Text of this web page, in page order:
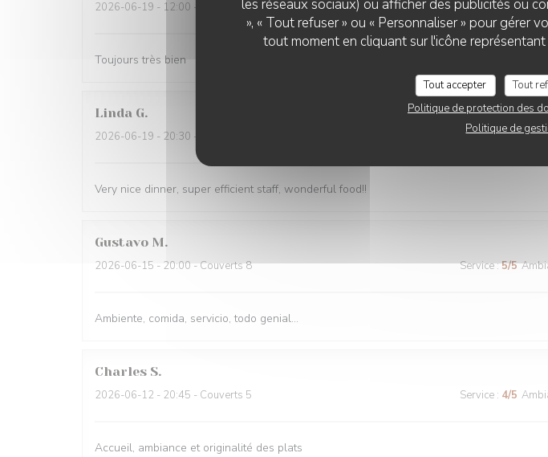
les réseaux sociaux) ou afficher des publicités ou
», « Tout refuser » ou « Personnaliser » pour gérer
tout moment en cliquant sur l'icône
Tout accepter Tout
Politique de protection des
Politique de
2026-06-19 - 12:00 - Couverts 2 Service:4/5
Toujours très bien
Linda G
2026-06-19 - 20:30 - Couverts 4 Service:5/5
Very nice dinner, super efficient staff, wonderful food!!
Gustavo M
2026-06-15 - 20:00 - Couverts 8 Service:5/5
Ambiente, comida, servicio, todo genial...
Charles S
2026-06-12 - 20:45 - Couverts 5 Service : 4/5
Accueil, ambiance et originalité des plats
LE CHALET